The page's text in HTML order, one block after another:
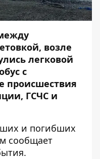
возле
легковой
с
происшествия
ГСЧС и
и погибших
сообщает